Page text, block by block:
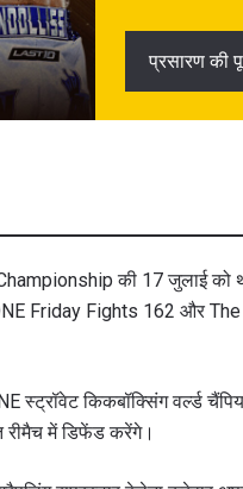
प्रसारण की
की 17 जुलाई को
ONE Friday Fights 162 और
किकबॉक्सिंग वर्ल्ड
रीमैच में डिफेंड करेंगे।